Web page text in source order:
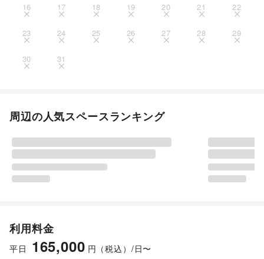
16 17 18 19 20 21 22
23 24 25 26 27 28 29
30 31
周辺の人気スペースランキング
利用料金
平日 165,000 円（税込）/日〜